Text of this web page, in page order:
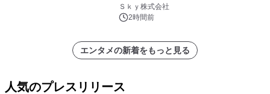
業務実態を分析し労務改善を支援。 藤
原竜也メイキング動画公開 「もしAIが
る自信がある」「昨年の夏はカブトム
シを捕まえたり、虫と戦ったり…」
Ｓｋｙ株式会社
2時間前
エンタメの新着をもっと見る
人気のプレスリリース